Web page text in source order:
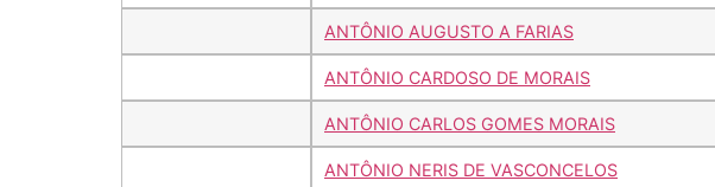
ANTÔNIO AUGUSTO A FARIAS
ANTÔNIO CARDOSO DE MORAIS
ANTÔNIO CARLOS GOMES MORAIS
ANTÔNIO NERIS DE VASCONCELOS